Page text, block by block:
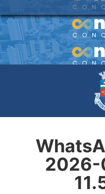
2026-